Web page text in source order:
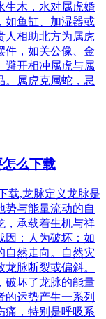
生木，水对属虎婚
如鱼缸、加湿器或
人相助北方为属虎
件，如关公像、金
避开相冲属虎与属
。属虎克属蛇，忌
么下载
载,龙脉定义龙脉是
势与能量流动的自
，承载着生机与祥
因：人为破坏：如
自然走向。自然灾
脉断裂或偏斜。
破坏了龙脉的能量
运势产生一系列
痛，特别是呼吸系